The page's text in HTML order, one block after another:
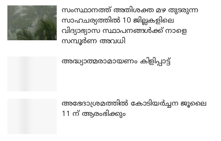
സംസ്ഥാനത്ത് അതിശക്ത മഴ തുടരുന്ന
സാഹചര്യത്തിൽ 10 ജില്ലകളിലെ
വിദ്യാഭ്യാസ സ്ഥാപനങ്ങൾക്ക് നാളെ
സമ്പൂർണ അവധി
അദ്ധ്യാത്മരാമായണം കിളിപ്പാട്ട്
അഭേദാശ്രമത്തില്‍ കോടിയര്‍ച്ചന ജൂലൈ
11 ന് ആരംഭിക്കും